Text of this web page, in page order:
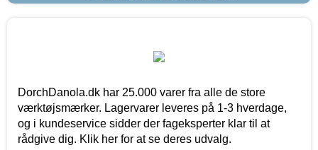
DorchDanola.dk har 25.000 varer fra alle de store
værktøjsmærker. Lagervarer leveres på 1-3 hverdage,
og i kundeservice sidder der fageksperter klar til at
rådgive dig. Klik her for at se deres udvalg.